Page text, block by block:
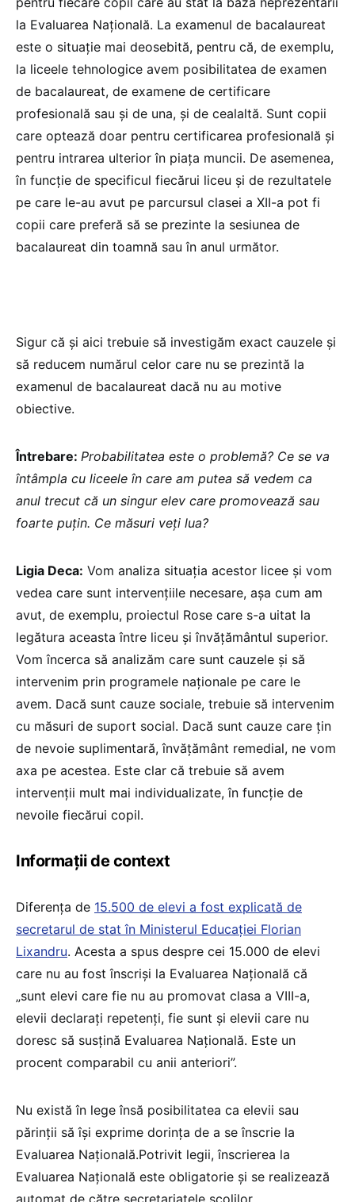
la Evaluarea Națională. La examenul de bacalaureat
este o situație mai deosebită, pentru că, de exemplu,
la liceele tehnologice avem posibilitatea de examen
de bacalaureat, de examene de certificare
profesională sau și de una, și de cealaltă. Sunt copii
care optează doar pentru certificarea profesională și
pentru intrarea ulterior în piața muncii. De asemenea,
în funcție de specificul fiecărui liceu și de rezultatele
pe care le-au avut pe parcursul clasei a XII-a pot fi
copii care preferă să se prezinte la sesiunea de
bacalaureat din toamnă sau în anul următor.
Sigur că și aici trebuie să investigăm exact cauzele și
să reducem numărul celor care nu se prezintă la
examenul de bacalaureat dacă nu au motive
obiective.
Întrebare: Probabilitatea este o problemă? Ce se va
întâmpla cu liceele în care am putea să vedem ca
anul trecut că un singur elev care promovează sau
foarte puțin. Ce măsuri veți lua?
Ligia Deca: Vom analiza situația acestor licee și vom
vedea care sunt intervențiile necesare, așa cum am
avut, de exemplu, proiectul Rose care s-a uitat la
legătura aceasta între liceu și învățământul superior.
Vom încerca să analizăm care sunt cauzele și să
intervenim prin programele naționale pe care le
avem. Dacă sunt cauze sociale, trebuie să intervenim
cu măsuri de suport social. Dacă sunt cauze care țin
de nevoie suplimentară, învățământ remedial, ne vom
axa pe acestea. Este clar că trebuie să avem
intervenții mult mai individualizate, în funcție de
nevoile fiecărui copil.
Informații de context
Diferența de 15.500 de elevi a fost explicată de
secretarul de stat în Ministerul Educației Florian
Lixandru. Acesta a spus despre cei 15.000 de elevi
care nu au fost înscriși la Evaluarea Națională că
„sunt elevi care fie nu au promovat clasa a VIII-a,
elevii declarați repetenți, fie sunt și elevii care nu
doresc să susțină Evaluarea Națională. Este un
procent comparabil cu anii anteriori”.
Nu există în lege însă posibilitatea ca elevii sau
părinții să își exprime dorința de a se înscrie la
Evaluarea Națională.Potrivit legii, înscrierea la
Evaluarea Națională este obligatorie și se realizează
automat de către secretariatele școlilor.